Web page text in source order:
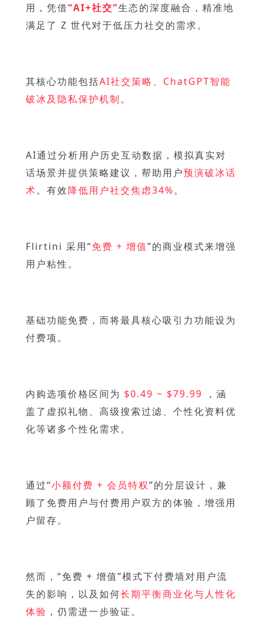
用，凭借“AI+社交”生态的深度融合，精准地
满足了 Z 世代对于低压力社交的需求。
其核心功能包括AI社交策略、ChatGPT智能
破冰及隐私保护机制。
AI通过分析用户历史互动数据，模拟真实对
话场景并提供策略建议，帮助用户预演破冰话
术。有效降低用户社交焦虑34%。
Flirtini 采用“免费 + 增值”的商业模式来增强
用户粘性。
基础功能免费，而将最具核心吸引力功能设为
付费项。
内购选项价格区间为 $0.49 ~ $79.99 ，涵
盖了虚拟礼物、高级搜索过滤、个性化资料优
化等诸多个性化需求。
通过“小额付费 + 会员特权”的分层设计，兼
顾了免费用户与付费用户双方的体验，增强用
户留存。
然而，“免费 + 增值”模式下付费墙对用户流
失的影响，以及如何长期平衡商业化与人性化
体验 ，仍需进一步验证。